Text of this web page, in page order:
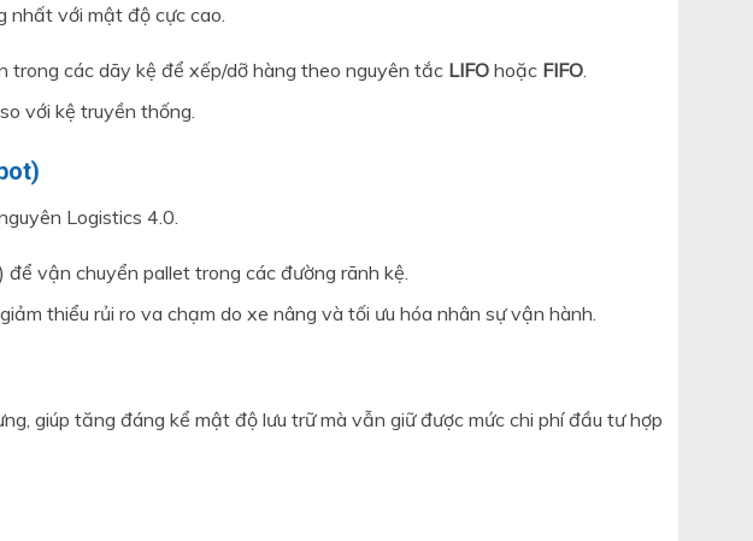
nhất với mật độ cực cao.
trong các dãy kệ để xếp/dỡ hàng theo nguyên tắc LIFOhoặc FIFO.
với kệ truyền thống.
Logistics 4.0.
vận chuyển pallet trong các đường rãnh kệ.
thiểu rủi ro va chạm do xe nâng và tối ưu hóa nhân sự vận hành.
giúp tăng đáng kể mật độ lưu trữ mà vẫn giữ được mức chi phí đầu tư hợp